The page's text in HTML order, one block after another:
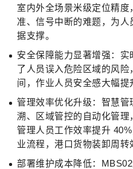
室内外全场景米级定位精
准、信号中断的难题，为
据支撑。
安全保障能力显著增强：
了人员误入危险区域的风
间，作业人员安全感大幅提
管理效率优化升级：智慧
溯、区域管控的自动化管理
管理人员工作效率提升
业流程，港口货物装卸周转
部署维护成本降低：